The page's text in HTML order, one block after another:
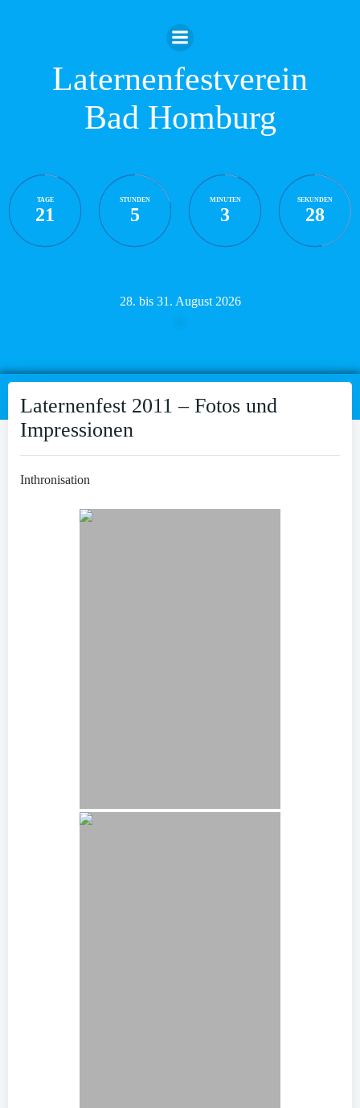
Inhalt
springen
Laternenfestverein
Bad Homburg
TAGE
21
STUNDEN
5
MINUTEN
3
SEKUNDEN
27
28. bis 31. August 2026
Laternenfest 2011 – Fotos und
Impressionen
Inthronisation